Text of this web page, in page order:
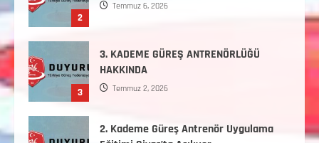
2
Temmuz 6, 2026
3
3. KADEME GÜREŞ ANTRENÖRLÜĞÜ
HAKKINDA
Temmuz 2, 2026
2. Kademe Güreş Antrenör Uygulama